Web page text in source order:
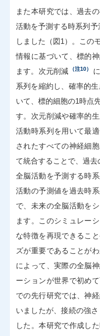
また本研究では、過去
活動を予測する時系列
しました（図1）。この
情報に基づいて、標的
ます。次元削減
（注10）
系列を縮約し、確率的
いて、標的細胞の1時点
す。次元削減や確率的
活動時系列を用いて最
されたすべての神経細
て統合することで、過
全脳活動を予測する時
活動の予測値を過去時
で、未来の全脳活動を
ます。このシミュレー
な特徴を再現できるこ
ズが重要であることが
によって、実際の全脳
ーションが世界で初め
での先行研究では、神
いましたが、接続の強さ
した。本研究で作成し